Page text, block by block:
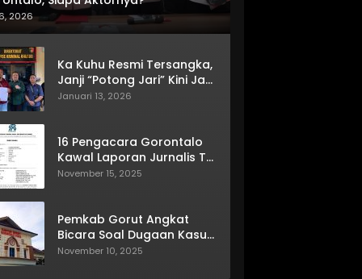
2026
Ka Kuhu Resmi Tersangka,
Janji “Potong Jari” Kini Jadi
Bumerang
Januari 13, 2026
16 Pengacara Gorontalo
Kawal Laporan Jurnalis TV
One
November 15, 2025
Pemkab Gorut Angkat
Bicara Soal Dugaan Kasus
Asusila Oknum ASN
November 10, 2025